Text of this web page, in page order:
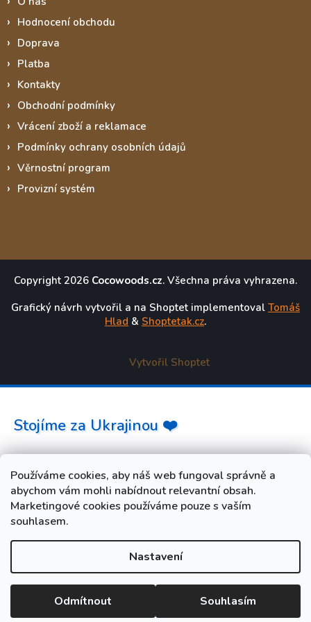
Používáme cookies, aby náš web fungoval správně a
abychom vám mohli nabídnout relevantní obsah.
Marketingové cookies používáme pouze s vaším
souhlasem.
Nastavení
Odmítnout Souhlasím
od 3. do 10. srpna máme FIREMNÍ DOVOLENOU. Vaše
objednávky i dotazy budeme opět vyřizovat od úterý 11. srpna.
Při nákupu během dovolené zadejte slevový kód LETO5 a
Hodnocení obchodu
Doprava
Platba
Kontakty
Obchodní podmínky
Vrácení zboží a reklamace
Podmínky ochrany osobních údajů
Věrnostní program
Provizní systém
Copyright 2026 Cocowoods.cz. Všechna práva vyhrazena.
Grafický návrh vytvořil a na Shoptet implementoval Tomáš
Hlad & Shoptetak.cz.
Vytvořil Shoptet
Stojíme za Ukrajinou ❤️
Jak a čím pomoci »